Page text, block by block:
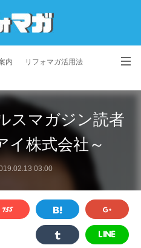
内 リフォマガ活用法
質問 特定商取引法に基づく表記
利用規約 会社概要
スマガジン読者
イ株式会社～
03:00